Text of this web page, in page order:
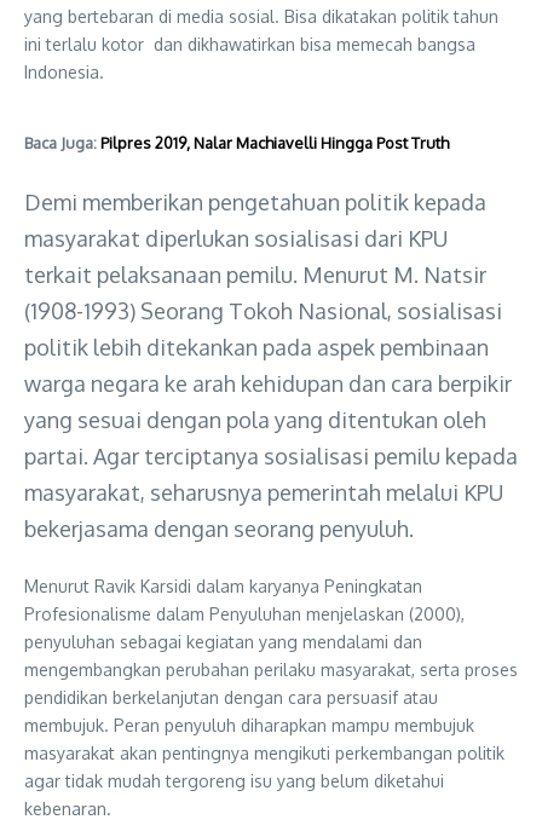
yang bertebaran di media sosial. Bisa dikatakan politik tahun
ini terlalu kotor dan dikhawatirkan bisa memecah bangsa
Indonesia.
Baca Juga:Pilpres 2019, Nalar Machiavelli Hingga Post Truth
Demi memberikan pengetahuan politik kepada
masyarakat diperlukan sosialisasi dari KPU
terkait pelaksanaan pemilu. Menurut M. Natsir
(1908-1993) Seorang Tokoh Nasional, sosialisasi
politik lebih ditekankan pada aspek pembinaan
warga negara ke arah kehidupan dan cara berpikir
yang sesuai dengan pola yang ditentukan oleh
partai. Agar terciptanya sosialisasi pemilu kepada
masyarakat, seharusnya pemerintah melalui KPU
bekerjasama dengan seorang penyuluh.
Menurut Ravik Karsidi dalam karyanya Peningkatan
Profesionalisme dalam Penyuluhan menjelaskan (2000),
penyuluhan sebagai kegiatan yang mendalami dan
mengembangkan perubahan perilaku masyarakat, serta proses
pendidikan berkelanjutan dengan cara persuasif atau
membujuk. Peran penyuluh diharapkan mampu membujuk
masyarakat akan pentingnya mengikuti perkembangan politik
agar tidak mudah tergoreng isu yang belum diketahui
kebenaran.